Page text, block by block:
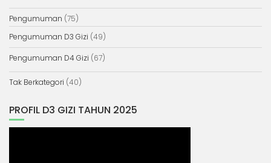
Pengumuman (75)
Pengumuman D3 Gizi (49)
Pengumuman D4 Gizi (67)
Tak Berkategori (40)
PROFIL D3 GIZI TAHUN 2025